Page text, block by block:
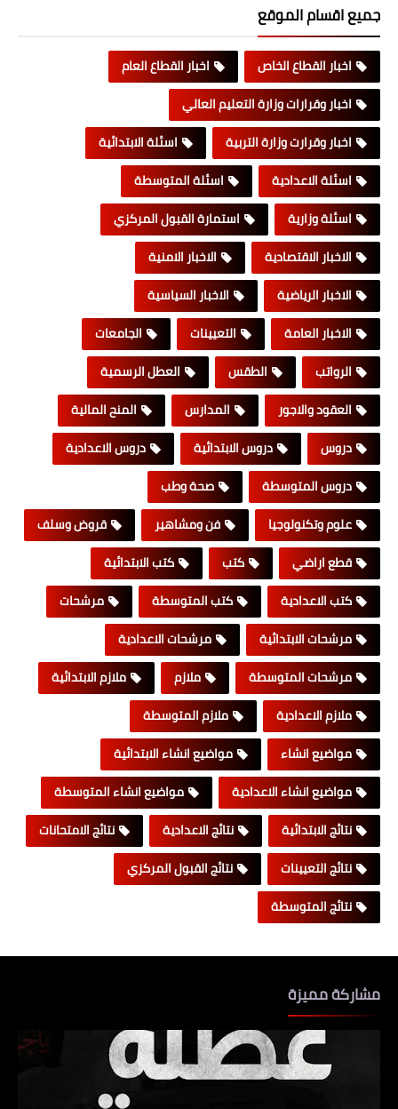
جميع اقسام الموقع
اخبار القطاع الخاص
اخبار القطاع العام
اخبار وقرارات وزارة التعليم العالي
اخبار وقرارت وزارة التربية
اسئلة الابتدائية
اسئلة الاعدادية
اسئلة المتوسطة
اسئلة وزارية
استمارة القبول المركزي
الاخبار الاقتصادية
الاخبار الامنية
الاخبار الرياضية
الاخبار السياسية
الاخبار العامة
التعيينات
الجامعات
الرواتب
الطقس
العطل الرسمية
العقود والاجور
المدارس
المنح المالية
دروس
دروس الابتدائية
دروس الاعدادية
دروس المتوسطة
صحة وطب
علوم وتكنولوجيا
فن ومشاهير
قروض وسلف
قطع اراضي
كتب
كتب الابتدائية
كتب الاعدادية
كتب المتوسطة
مرشحات
مرشحات الابتدائية
مرشحات الاعدادية
مرشحات المتوسطة
ملازم
ملازم الابتدائية
ملازم الاعدادية
ملازم المتوسطة
مواضيع انشاء
مواضيع انشاء الابتدائية
مواضيع انشاء الاعدادية
مواضيع انشاء المتوسطة
نتائج الابتدائية
نتائج الاعدادية
نتائج الامتحانات
نتائج التعيينات
نتائج القبول المركزي
نتائج المتوسطة
مشاركة مميزة